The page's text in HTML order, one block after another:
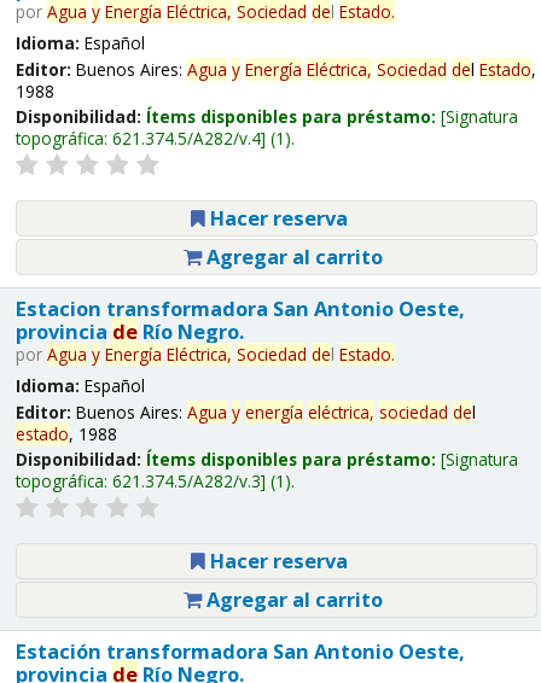
por Agua y Energía Eléctrica, Sociedad del Estado.
Idioma: Español
Editor: Buenos Aires: Agua y Energía Eléctrica, Sociedad del Estado,
1988
Disponibilidad: Ítems disponibles para préstamo: Signatura
topográfica: 621.374.5/A282/v.4 (1).
Hacer reserva
Agregar al carrito
Estacion transformadora San Antonio Oeste,
provincia deRío Negro.
por Agua y Energía Eléctrica, Sociedad del Estado.
Idioma: Español
Editor: Buenos Aires: Agua y energía eléctrica, sociedad del
estado, 1988
Disponibilidad: Ítems disponibles para préstamo: Signatura
topográfica: 621.374.5/A282/v.3 (1).
Hacer reserva
Agregar al carrito
Estación transformadora San Antonio Oeste,
provincia deRío Negro.